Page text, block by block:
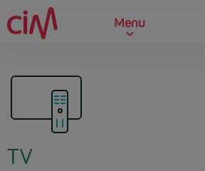
Skip to main content
Menu
TV